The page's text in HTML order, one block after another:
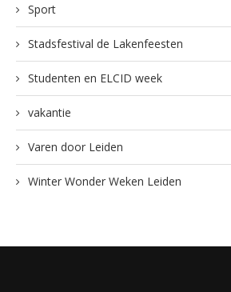
Sport
Stadsfestival de Lakenfeesten
Studenten en ELCID week
vakantie
Varen door Leiden
Winter Wonder Weken Leiden